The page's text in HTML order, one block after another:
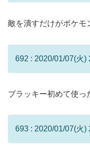
敵を潰すだけがポケモ
692 : 2020/01/07(火)
ブラッキー初めて使っ
693 : 2020/01/07(火)